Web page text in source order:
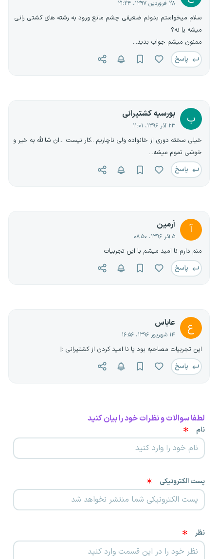
۲۸ فروردین ۱۳۹۷، ۲۱:۲۴
سلام میخواستم بدونم ضعیفی چشم مانع ورود به رشته های کشتی رانی
میشه یا نه؟
ممنون میشم جواب بدید...
پاسخ
ب بورسیه کشتیرانی
۲۳ آذر ۱۳۹۶، ۱۱:۰۱
خیلی سخته دوری از خانواده ولی ناچاریم ..کار نیست ...ان شاالله به خیر و
خوشی تموم میشه...
پاسخ
آ آرمین
۵ آذر ۱۳۹۶، ۰۸:۵۰
منم دارم نا امید میشم با این تجربیات
پاسخ
ع عاباس
۱۴ شهریور ۱۳۹۶، ۱۶:۵۶
این تجربیات مصاحبه بود یا نا امید کردن از کشتیرانی :|
پاسخ
لطفا سوالات و نظرات خود را بیان کنید
نام
پست الکترونیکی
نظر